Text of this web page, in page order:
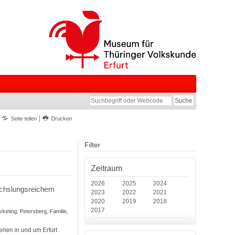
Seite teilen Drucken
Petersberg, Familie,
in und um Erfurt
Filter
Zeitraum
2026 2025
2024
2023
2022
2021
2020
2019
2018
2017